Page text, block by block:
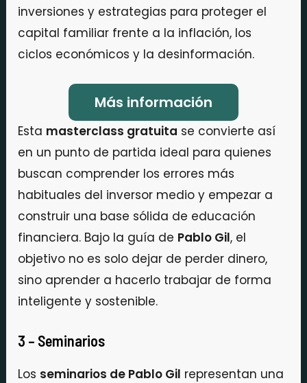
inversiones y estrategias para proteger el
capital familiar frente a la inflación, los
ciclos económicos y la desinformación.
Más información
Esta masterclass gratuita se convierte así
en un punto de partida ideal para quienes
buscan comprender los errores más
habituales del inversor medio y empezar a
construir una base sólida de educación
financiera. Bajo la guía de Pablo Gil, el
objetivo no es solo dejar de perder dinero,
sino aprender a hacerlo trabajar de forma
inteligente y sostenible.
3 – Seminarios
Los seminarios de Pablo Gil representan una